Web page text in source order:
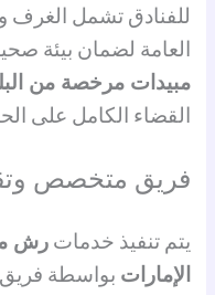
للفنادق تشمل الغرف
العامة لضمان بيئة
مبيدات مرخصة من
القضاء الكامل على
فريق متخصص
يتم تنفيذ خدماترش
الإمارات بواسطة